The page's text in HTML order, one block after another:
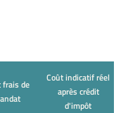
frais de
Coût indicatif réel
après crédit
d'impôt